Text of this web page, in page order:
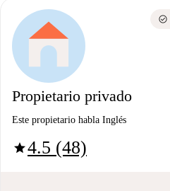
Propietario privado
Este propietario habla Inglés
star4.5 (48)
check_circle